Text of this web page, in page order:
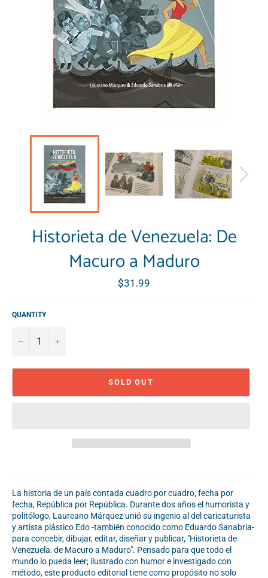
Historieta de Venezuela: De
Macuro a Maduro
Regular
price
$31.99
QUANTITY
− +
SOLD OUT
La historia de un país contada cuadro por cuadro, fecha por
fecha, República por República. Durante dos años el humorista y
politólogo, Laureano Márquez unió su ingenio al del caricaturista
y artista plástico Edo -también conocido como Eduardo Sanabria-
para concebir, dibujar, editar, diseñar y publicar, "Historieta de
Venezuela: de Macuro a Maduro". Pensado para que todo el
mundo lo pueda leer; ilustrado con humor e investigado con
método, este producto editorial tiene como propósito no solo